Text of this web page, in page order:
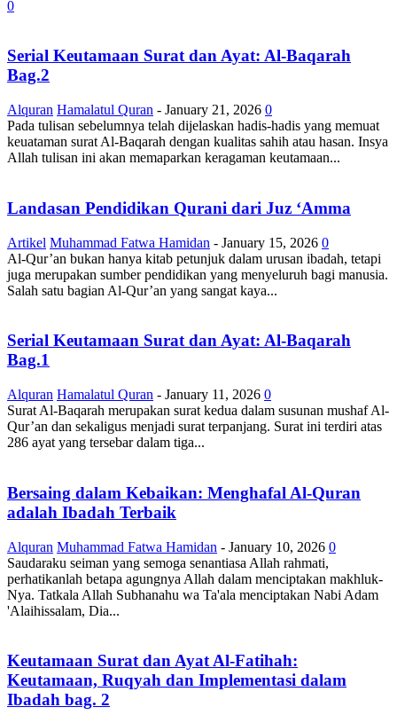
0
Serial Keutamaan Surat dan Ayat: Al-Baqarah
Bag.2
Alquran Hamalatul Quran - January 21, 2026 0
Pada tulisan sebelumnya telah dijelaskan hadis-hadis yang memuat
keuataman surat Al-Baqarah dengan kualitas sahih atau hasan. Insya
Allah tulisan ini akan memaparkan keragaman keutamaan...
Landasan Pendidikan Qurani dari Juz ‘Amma
Artikel Muhammad Fatwa Hamidan - January 15, 2026 0
Al-Qur’an bukan hanya kitab petunjuk dalam urusan ibadah, tetapi
juga merupakan sumber pendidikan yang menyeluruh bagi manusia.
Salah satu bagian Al-Qur’an yang sangat kaya...
Serial Keutamaan Surat dan Ayat: Al-Baqarah
Bag.1
Alquran Hamalatul Quran - January 11, 2026 0
Surat Al-Baqarah merupakan surat kedua dalam susunan mushaf Al-
Qur’an dan sekaligus menjadi surat terpanjang. Surat ini terdiri atas
286 ayat yang tersebar dalam tiga...
Bersaing dalam Kebaikan: Menghafal Al-Quran
adalah Ibadah Terbaik
Alquran Muhammad Fatwa Hamidan - January 10, 2026 0
Saudaraku seiman yang semoga senantiasa Allah rahmati,
perhatikanlah betapa agungnya Allah dalam menciptakan makhluk-
Nya. Tatkala Allah Subhanahu wa Ta'ala menciptakan Nabi Adam
'Alaihissalam, Dia...
Keutamaan Surat dan Ayat Al-Fatihah:
Keutamaan, Ruqyah dan Implementasi dalam
Ibadah bag. 2